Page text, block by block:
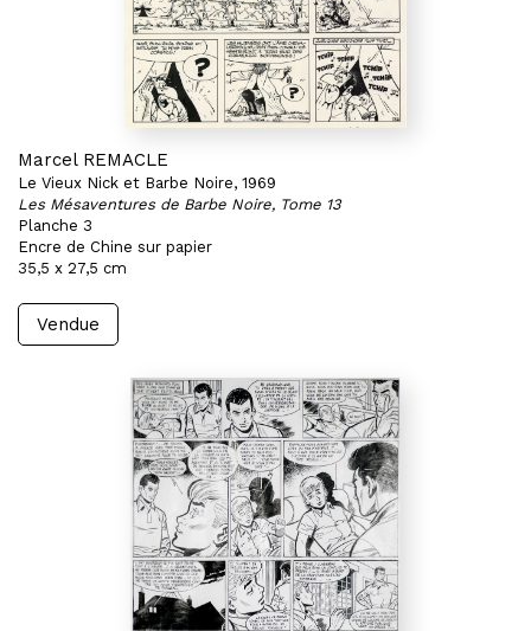
Marcel REMACLE
Le Vieux Nick et Barbe Noire, 1969
Les Mésaventures de Barbe Noire, Tome 13
Planche 3
Encre de Chine sur papier
35,5 x 27,5 cm
Vendue